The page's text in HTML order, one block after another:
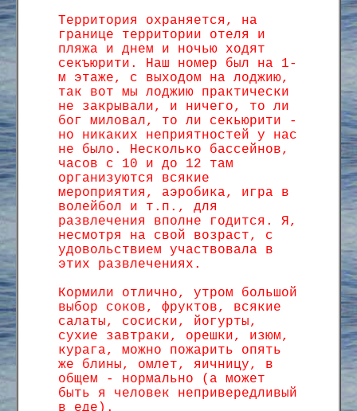
Территория охраняется, на
границе территории отеля и
пляжа и днем и ночью ходят
секъюрити. Наш номер был на 1-
м этаже, с выходом на лоджию,
так вот мы лоджию практически
не закрывали, и ничего, то ли
бог миловал, то ли секьюрити -
но никаких неприятностей у нас
не было. Несколько бассейнов,
часов с 10 и до 12 там
организуются всякие
мероприятия, аэробика, игра в
волейбол и т.п., для
развлечения вполне годится. Я,
несмотря на свой возраст, с
удовольствием участвовала в
этих развлечениях.
Кормили отлично, утром большой
выбор соков, фруктов, всякие
салаты, сосиски, йогурты,
сухие завтраки, орешки, изюм,
курага, можно пожарить опять
же блины, омлет, яичницу, в
общем - нормально (а может
быть я человек непривередливый
в еде).